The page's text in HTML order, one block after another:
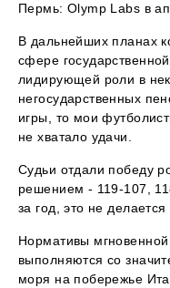
Пермь: Olymp Labs в
В дальнейших планах
сфере
лидирующей роли в
негосударственных
игры, то мои
не хватало удачи.
Судьи отдали победу
решением - 119-107,
за год, это не
Нормативы
выполняются со
моря на побережье